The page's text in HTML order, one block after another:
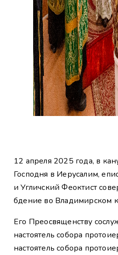
12 апреля 2025 года, в
Господня в Иерусалим,
и Угличский Феоктист
бдение во Владимирском
Его Преосвященству
настоятель собора
настоятель собора